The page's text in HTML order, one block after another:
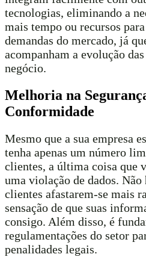
tecnologias, eliminando a
mais tempo ou recursos
demandas do mercado, já
acompanham a evolução
negócio.
Melhoria na
Conformidade
Mesmo que a sua empresa
tenha apenas um número
clientes, a última coisa que
uma violação de dados. Não
clientes afastarem-se mais
sensação de que suas
consigo. Além disso, é
regulamentações do setor
penalidades legais.